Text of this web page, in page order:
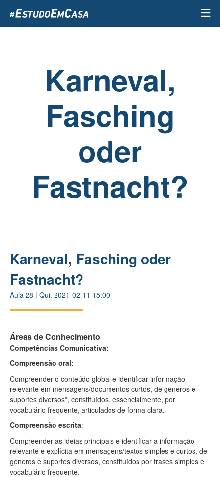
para
o
Karneval,
Fasching
oder
Fastnacht?​
Karneval, Fasching oder
Fastnacht?​
Aula 28 | Qui, 2021-02-11 15:00
Áreas de Conhecimento
Competências Comunicativa:
Compreensão oral:
Compreender o conteúdo global e identificar informação
relevante em mensagens/documentos curtos, de géneros e
suportes diversos*, constituídos, essencialmente, por
vocabulário frequente, articulados de forma clara.
Compreensão escrita:
Compreender as ideias principais e identificar a informação
relevante e explícita em mensagens/textos simples e curtos, de
géneros e suportes diversos, constituídos por frases simples e
vocabulário frequente.